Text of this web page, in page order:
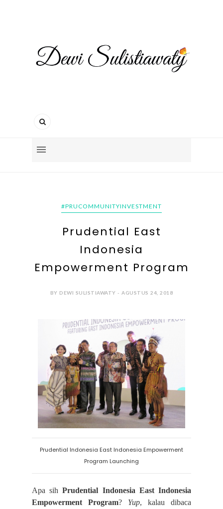
#PRUCOMMUNITYINVESTMENT
Prudential East
Indonesia
Empowerment Program
BY DEWI SULISTIAWATY - AGUSTUS 24, 2018
Prudential Indonesia East Indonesia Empowerment
Program Launching
Apa sihPrudential Indonesia East Indonesia
Empowerment Program? Yup, kalau dibaca